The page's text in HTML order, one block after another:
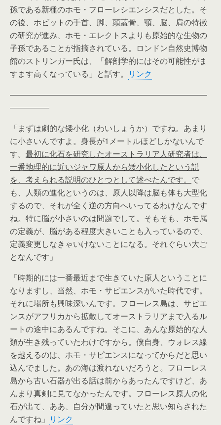
孫である新種のホモ・フローレシエンシスだとした。そ
の後、ホビットの手首、脚、頭蓋骨、顎、脳、肩の特徴
の研究が進み、ホモ・エレクトスよりも原始的な生物の
子孫であることが指摘されている。ロンドン自然史博物
館のストリンガー氏は、「解剖学的にはその可能性がま
すます高くなっている」と話す。
リンク
―――――――――――――――――――――――――
―――――
「まずは劇的な矮小化（わいしょうか）ですね。あまり
に小さいんですよ。身長が1メートルほどしかないんで
す。 最初に化石を研究したオーストラリア人研究者は、
一番地理的に近いジャワ原人から矮小化したという説
を、考えられる説明のひとつとして述べたんです。 で
も、人類の進化というのは、原人以降は脳も体も大型化
するので、それが全く逆の方向へいってるわけなんです
ね。特に脳が小さいのは問題でして。そもそも、ホモ属
の定義が、脳がある程度大きいことも入っているので、
定義変更しなきゃいけないことになる。それぐらい大ご
となんです」
「時期的には一番最近まで生きていた原人ということに
なりますし、当然、ホモ・サピエンスがいた時代です。
それに場所も興味深いんです。フローレス島は、サピエ
ンスがアフリカから拡散してオーストラリアまで入るル
ートの途中にあるんですね。そこに、あんな原始的な人
類が生き残っていたわけですから。僕自身、ウォレス線
を越えるのは、ホモ・サピエンスになってからだと思い
込んでました。あの海は渡れないだろうと。フローレス
島から古い石器が出る話は前からあったんですけど、あ
んまり真剣に見てなかったんです。フローレス原人の化
石が出て、ああ、自分が間違っていたと思い知らされた
んですね」 リンク